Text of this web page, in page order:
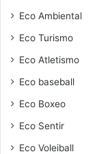
Eco Ambiental
Eco Turismo
Eco Atletismo
Eco baseball
Eco Boxeo
Eco Sentir
Eco Voleiball